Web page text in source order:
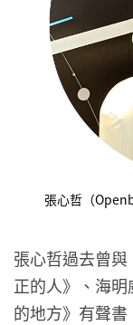
張心哲（
張心哲過去曾
正的人》、海
的地方》有聲